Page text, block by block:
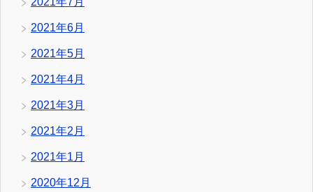
2021年6月
2021年5月
2021年4月
2021年3月
2021年2月
2021年1月
2020年12月